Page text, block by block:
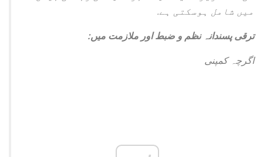
میں شامل ہوسکتی ہے.
ترقی پسندانہ نظم و ضبط اور ملازمت میں:
اگرچہ کمپنی